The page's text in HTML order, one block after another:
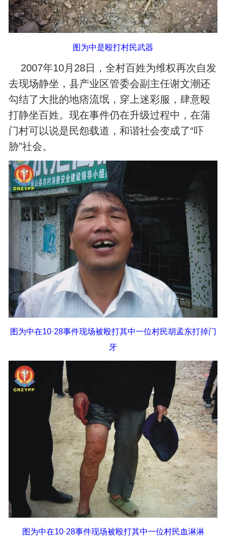
图为中是殴打村民武器
2007年10月28日，全村百姓为维权再次自发
去现场静坐，县产业区管委会副主任谢文潮还
勾结了大批的地痞流氓，穿上迷彩服，肆意殴
打静坐百姓。现在事件仍在升级过程中，在蒲
门村可以说是民怨载道，和谐社会变成了“吓
胁”社会。
图为中在10·28事件现场被殴打其中一位村民胡孟东打掉门
牙
图为中在10·28事件现场被殴打其中一位村民血淋淋